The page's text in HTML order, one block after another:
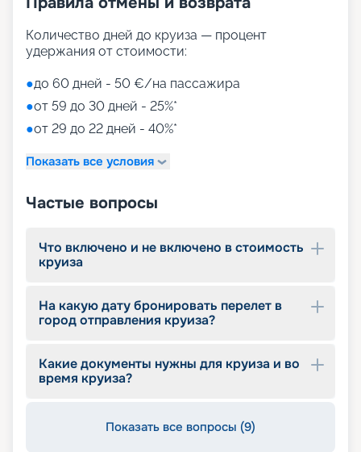
На нашем сайте вы можете купить путевки на
круизы MSC World America, выбрав идеальный
вариант путешествия на 2026 - 2027 г. Мы
предлагаем ознакомиться с фото кают, точным
описанием лайнера и прочитать отзывы бывалых
путешественников. Если у вас останутся
вопросы о круизе, просто свяжитесь с нами по
специалисты ответят на актуальные вопросы.
Количество дней до круиза — процент
удержания от стоимости:
●до 60 дней - 50 €/на пассажира
●от 59 до 30 дней - 25%*
●от 29 до 22 дней - 40%*
Показать все условия
Частые вопросы
Что включено и не включено в стоимость
круиза
На какую дату бронировать перелет в
город отправления круиза?
Какие документы нужны для круиза и во
время круиза?
Показать все вопросы (9)